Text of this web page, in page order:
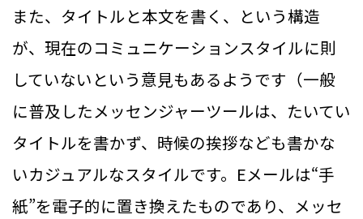
また、タイトルと本文を書く、という構造
が、現在のコミュニケーションスタイルに則
していないという意見もあるようです（一般
に普及したメッセンジャーツールは、たいてい
タイトルを書かず、時候の挨拶なども書かな
いカジュアルなスタイルです。Eメールは“手
紙”を電子的に置き換えたものであり、メッセ